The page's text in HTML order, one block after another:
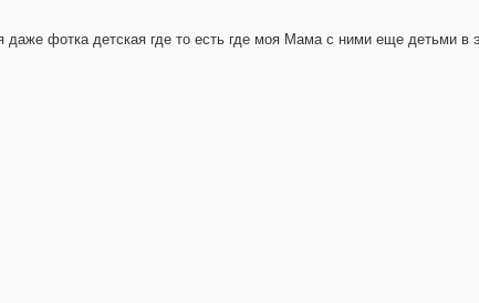
фотка детская где то есть где моя Мама с ними еще детьми в